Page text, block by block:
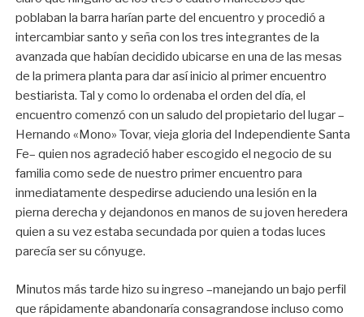
poblaban la barra harían parte del encuentro y procedió a
intercambiar santo y seña con los tres integrantes de la
avanzada que habían decidido ubicarse en una de las mesas
de la primera planta para dar así inicio al primer encuentro
bestiarista. Tal y como lo ordenaba el orden del día, el
encuentro comenzó con un saludo del propietario del lugar –
Hernando «Mono» Tovar, vieja gloria del Independiente Santa
Fe– quien nos agradeció haber escogido el negocio de su
familia como sede de nuestro primer encuentro para
inmediatamente despedirse aduciendo una lesión en la
pierna derecha y dejandonos en manos de su joven heredera
quien a su vez estaba secundada por quien a todas luces
parecía ser su cónyuge.
Minutos más tarde hizo su ingreso –manejando un bajo perfil
que rápidamente abandonaría consagrandose incluso como